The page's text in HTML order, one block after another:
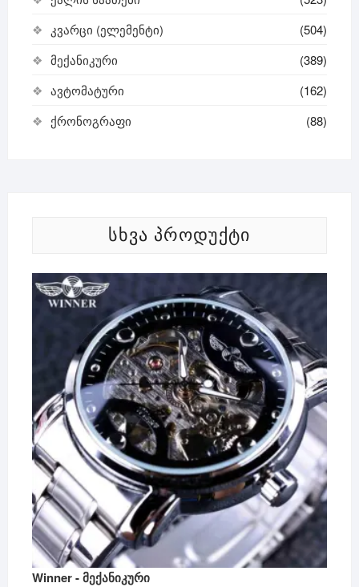
კვარცი (ელემენტი)
(504)
მექანიკური
(389)
ავტომატური
(162)
ქრონოგრაფი
(88)
ᲡᲮᲕᲐ ᲞᲠᲝᲓᲣᲥᲢᲘ
Winner - მექანიკური